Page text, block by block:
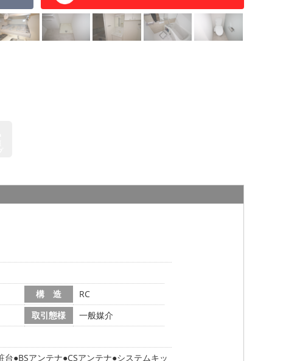
構 造
RC
取引態様
一般媒介
台 BSアンテナ CSアンテナ システムキッ